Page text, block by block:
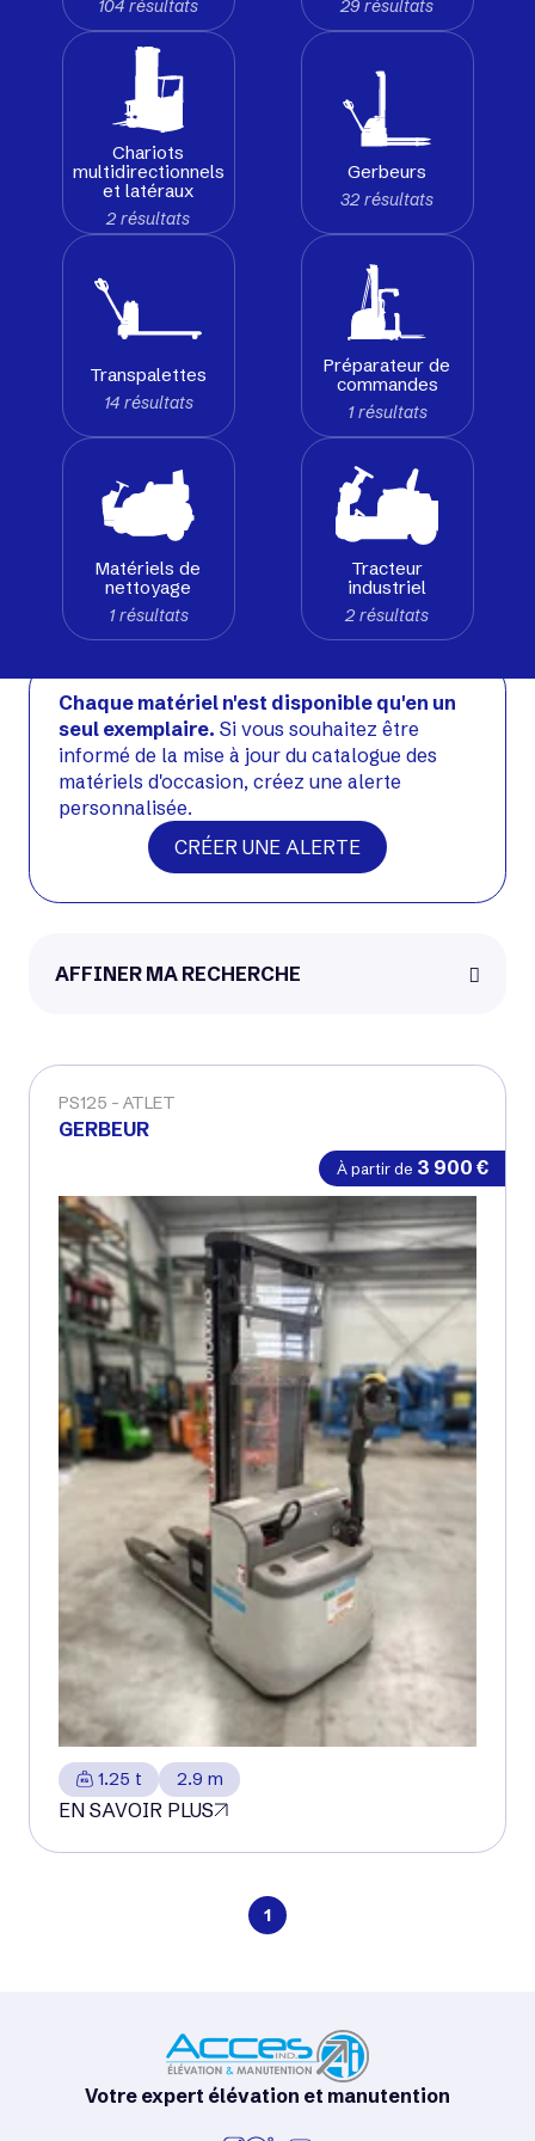
Voir matériel neuf
104 résultats 29 résultats
Chariots
multidirectionnels
et latéraux
2 résultats
Gerbeurs
32 résultats
Transpalettes
14 résultats
Préparateur de
commandes
1 résultats
Matériels de
nettoyage
1 résultats
Tracteur
industriel
2 résultats
Chaque matériel n'est disponible qu'en un
seul exemplaire. Si vous souhaitez être
informé de la mise à jour du catalogue des
matériels d'occasion, créez une alerte
personnalisée.
CRÉER UNE ALERTE
AFFINER MA RECHERCHE
GERBEUR
ATLET
PS125
À partir de 3 900 €
1.25 t 2.9 m
EN SAVOIR PLUS
1
Votre expert élévation et manutention